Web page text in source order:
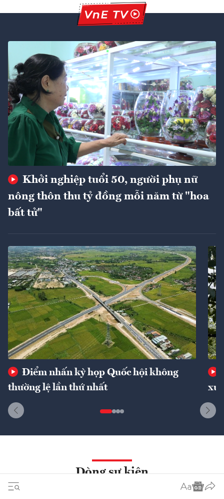
Khởi nghiệp tuổi 50, người phụ nữ
nông thôn thu tỷ đồng mỗi năm từ "hoa
bất tử"
Điểm nhấn kỳ họp Quốc hội không
thường lệ lần thứ nhất
Dòng sự kiện